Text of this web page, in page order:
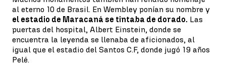
al eterno 10 de Brasil. En Wembley ponían su nombre y
el estadio de Maracaná se tintaba de dorado. Las
puertas del hospital, Albert Einstein, donde se
encuentra la leyenda se llenaba de aficionados, al
igual que el estadio del Santos C.F, donde jugó 19 años
Pelé.